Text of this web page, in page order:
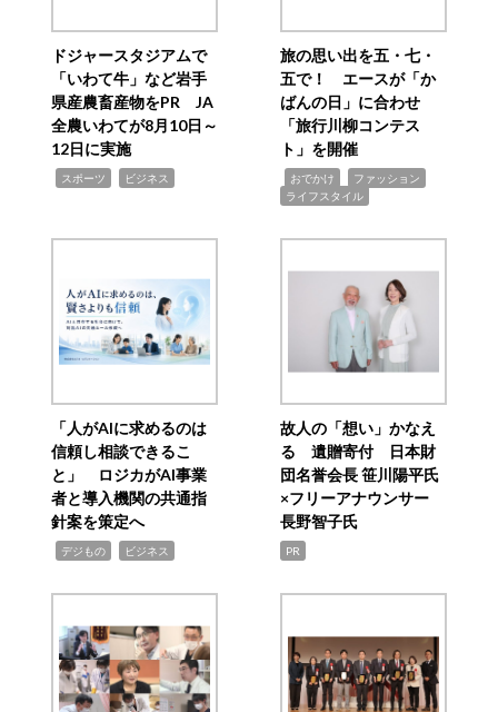
ドジャースタジアムで
「いわて牛」など岩手
県産農畜産物をPR JA
全農いわてが8月10日～
12日に実施
スポーツ ビジネス
旅の思い出を五・七・
五で！ エースが「か
ばんの日」に合わせ
「旅行川柳コンテス
ト」を開催
おでかけ ファッション
ライフスタイル
「人がAIに求めるのは
信頼し相談できるこ
と」 ロジカがAI事業
者と導入機関の共通指
針案を策定へ
デジもの ビジネス
故人の「想い」かなえ
る 遺贈寄付 日本財
団名誉会長 笹川陽平氏
×フリーアナウンサー
長野智子氏
PR